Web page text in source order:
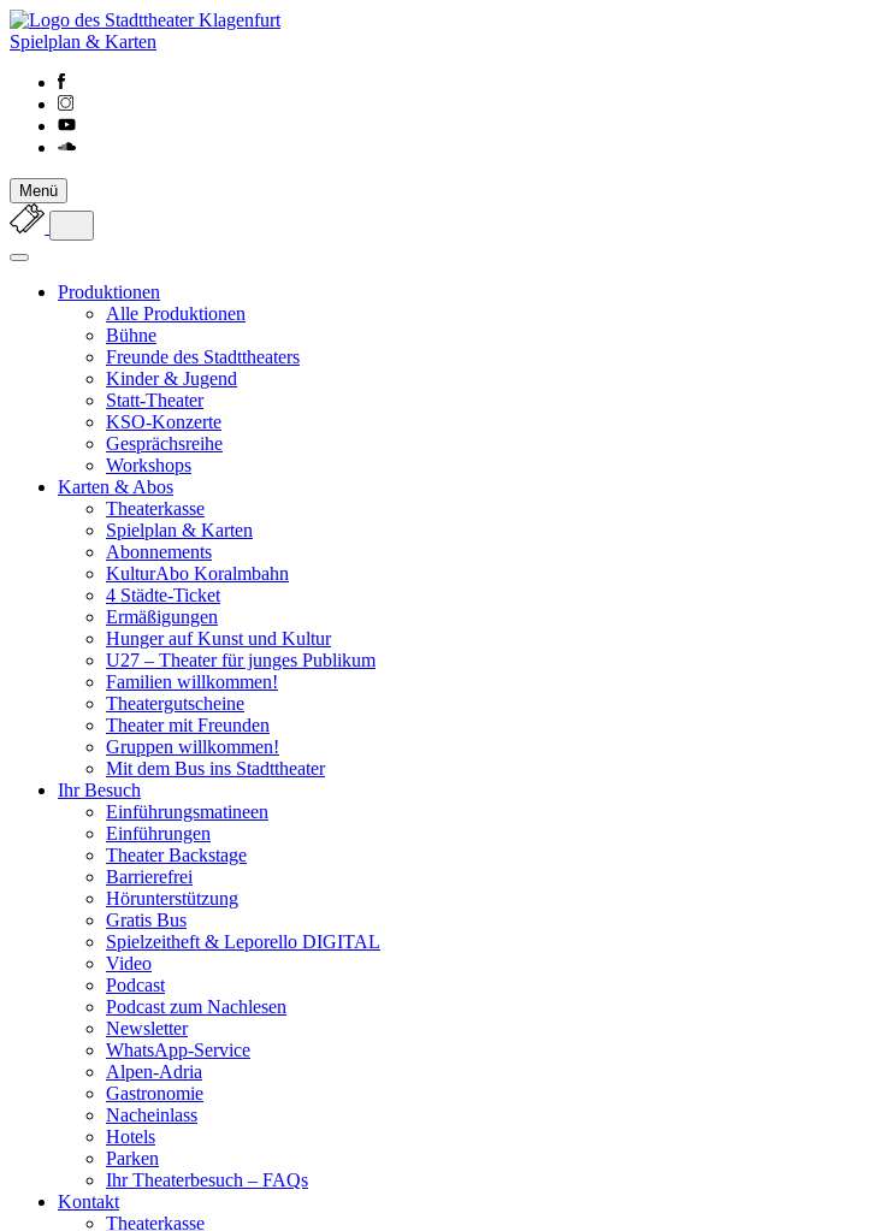
Spielplan & Karten
Menü
Produktionen
Alle Produktionen
Bühne
Freunde des Stadttheaters
Kinder & Jugend
Statt-Theater
KSO-Konzerte
Gesprächsreihe
Workshops
Karten & Abos
Theaterkasse
Spielplan & Karten
Abonnements
KulturAbo Koralmbahn
4 Städte-Ticket
Ermäßigungen
Hunger auf Kunst und Kultur
U27 – Theater für junges Publikum
Familien willkommen!
Theatergutscheine
Theater mit Freunden
Gruppen willkommen!
Mit dem Bus ins Stadttheater
Ihr Besuch
Einführungsmatineen
Einführungen
Theater Backstage
Barrierefrei
Hörunterstützung
Gratis Bus
Spielzeitheft & Leporello DIGITAL
Video
Podcast
Podcast zum Nachlesen
Newsletter
WhatsApp-Service
Alpen-Adria
Gastronomie
Nacheinlass
Hotels
Parken
Ihr Theaterbesuch – FAQs
Kontakt
Theaterkasse